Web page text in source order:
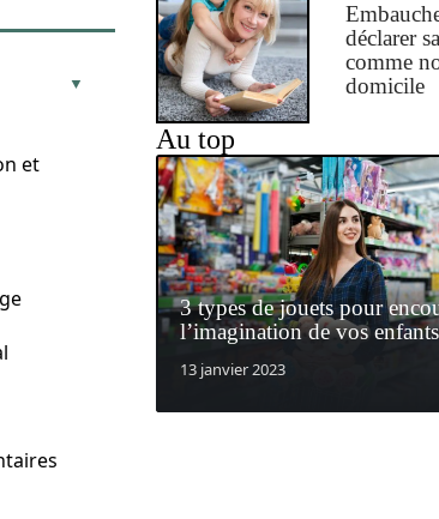
et
déclarer
comme
domicile
Au top
3 types de jouets pour
l’imagination de vos enfants
13 janvier 2023